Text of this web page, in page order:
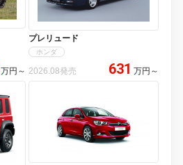
万円 ～
プレリュード
ホンダ
2026.08発売 631 万円 ～